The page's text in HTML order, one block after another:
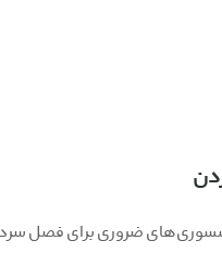
ضروری برای فصل‌ سرد